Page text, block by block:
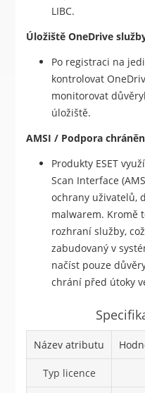
LIBC.
Úložiště OneDrive
Po registraci na
kontrolovat
monitorovat
úložiště.
AMSI / Podpora
Produkty ESET
Scan Interface
ochrany uživatelů,
malwarem. Kromě
rozhraní služby,
zabudovaný v
načíst pouze
chrání před útoky
Název atributu
Typ licence